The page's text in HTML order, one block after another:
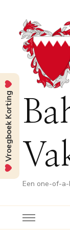
Een one-of-
Vroegboek Korting